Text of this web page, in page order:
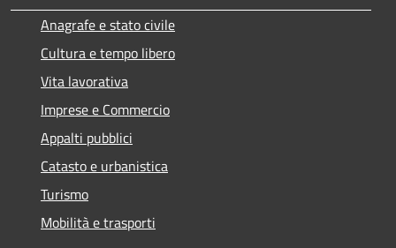
Anagrafe e stato civile
Cultura e tempo libero
Vita lavorativa
Imprese e Commercio
Appalti pubblici
Catasto e urbanistica
Turismo
Mobilità e trasporti